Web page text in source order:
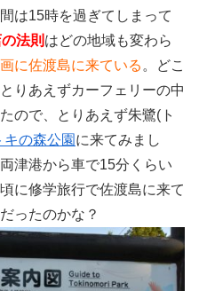
は15時を過ぎてしまって
法則 はどの地域も変わら
に佐渡島に来ている 。どこ
りあえずカーフェリーの中
ので、とりあえず朱鷺(ト
キの森公園 に来てみまし
津港から車で15分くらい
に修学旅行で佐渡島に来て
ったのかな？